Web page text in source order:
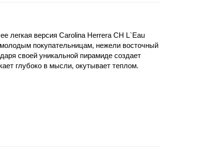
легкая версия Carolina Herrera CH L`Eau
покупательницам, нежели восточный
своей уникальной пирамиде создает
глубоко в мысли, окутывает теплом.